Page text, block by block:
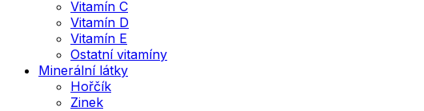
Vitamín C
Vitamín D
Vitamín E
Ostatní vitamíny
Minerální látky
Hořčík
Zinek